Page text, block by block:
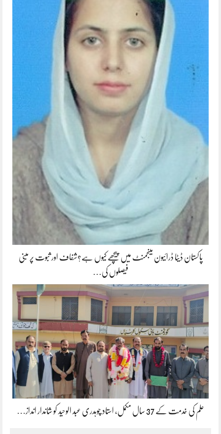
پاکستان ڈیٹا ڈرائیون مینجمنٹ میں پیچھے کیوں ہے؟شفاف اور ثبوت پر مبنی
فیصلوں کی…
علم کی خدمت کے 37 سال مکمل، استاد چوہدری عبد الوحید کو شاندار انداز…